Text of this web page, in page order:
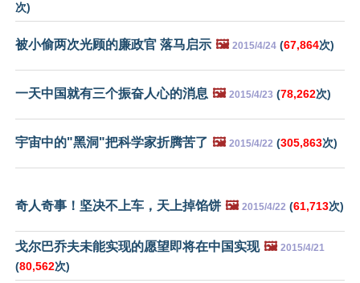
次)
被小偷两次光顾的廉政官 落马启示 🖼️ 2015/4/24 (67,864次)
一天中国就有三个振奋人心的消息 🖼️ 2015/4/23 (78,262次)
宇宙中的"黑洞"把科学家折腾苦了 🖼️ 2015/4/22 (305,863次)
奇人奇事！坚决不上车，天上掉馅饼 🖼️ 2015/4/22 (61,713次)
戈尔巴乔夫未能实现的愿望即将在中国实现 🖼️ 2015/4/21
(80,562次)